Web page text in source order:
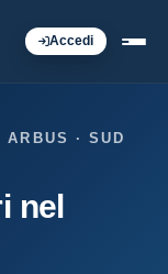
Accedi
· SUD
nel